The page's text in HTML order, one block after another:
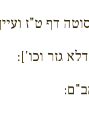
דף ט"ז
גזר וכו']: